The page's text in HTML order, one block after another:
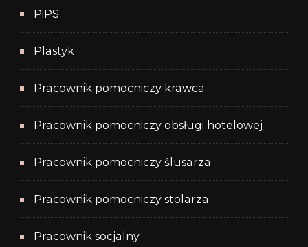
PiPS
Plastyk
Pracownik pomocniczy krawca
Pracownik pomocniczy obsługi hotelowej
Pracownik pomocniczy ślusarza
Pracownik pomocniczy stolarza
Pracownik socjalny